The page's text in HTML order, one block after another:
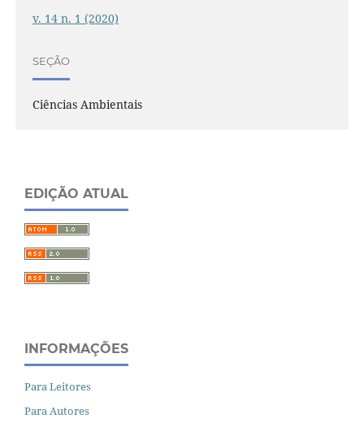
v. 14 n. 1 (2020)
SEÇÃO
Ciências Ambientais
EDIÇÃO ATUAL
INFORMAÇÕES
Para Leitores
Para Autores